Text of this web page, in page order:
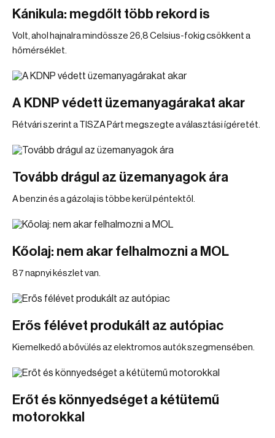
Kánikula: megdőlt több rekord is
Volt, ahol hajnalra mindössze 26,8 Celsius-fokig csökkent a
hőmérséklet.
A KDNP védett üzemanyagárakat akar
Rétvári szerint a TISZA Párt megszegte a választási ígéretét.
Tovább drágul az üzemanyagok ára
A benzin és a gázolaj is többe kerül péntektől.
Kőolaj: nem akar felhalmozni a MOL
87 napnyi készlet van.
Erős félévet produkált az autópiac
Kiemelkedő a bővülés az elektromos autók szegmensében.
Erőt és könnyedséget a kétütemű
motorokkal